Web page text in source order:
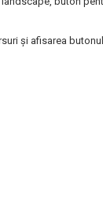
și afisarea